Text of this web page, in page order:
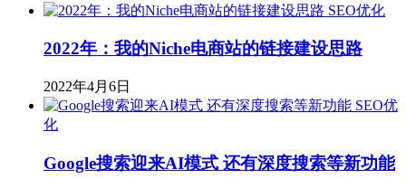
SEO优化
2022年：我的Niche电商站的链接建设思路
2022年4月6日
SEO优
化
Google搜索迎来AI模式 还有深度搜索等新功能